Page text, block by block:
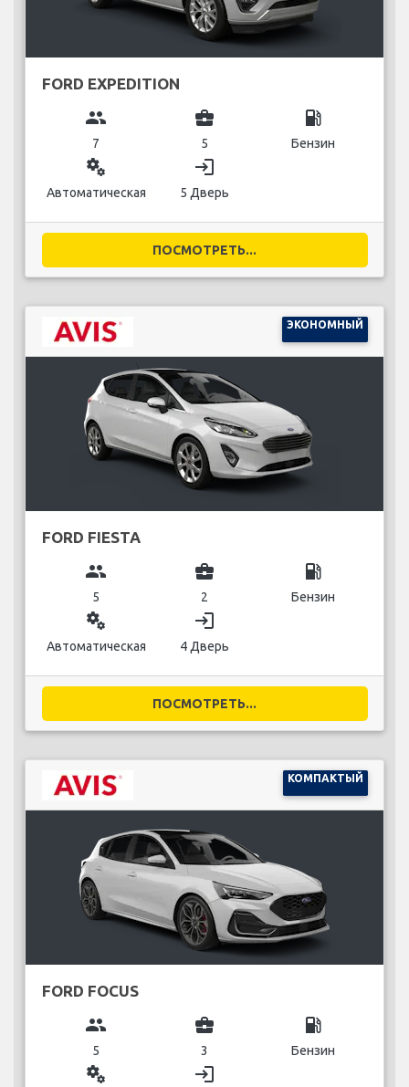
FORD EXPEDITION
group
7
business_center
5
local_gas_station
Бензин
miscellaneous_services
Автоматическая
login
5 Дверь
ПОСМОТРЕТЬ...
ЭКОНОМНЫЙ
FORD FIESTA
group
5
business_center
2
local_gas_station
Бензин
miscellaneous_services
Автоматическая
login
4 Дверь
ПОСМОТРЕТЬ...
КОМПАКТЫЙ
FORD FOCUS
group
5
business_center
3
local_gas_station
Бензин
miscellaneous_services login